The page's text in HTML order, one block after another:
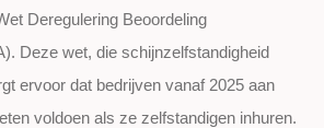
Deregulering Beoordeling
Deze wet, die schijnzelfstandigheid
ervoor dat bedrijven vanaf 2025 aan
voldoen als ze zelfstandigen inhuren.